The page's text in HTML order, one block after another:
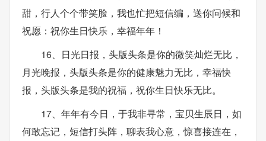
甜，行人个个带笑脸，我也忙把短信编，送你问候和
祝愿：祝你生日快乐，幸福年年！
16、日光日报，头版头条是你的微笑灿烂无比，
月光晚报，头版头条是你的健康魅力无比，幸福快
报，头版头条是我的祝福，祝你生日快乐无比。
17、年年有今日，于我非寻常，宝贝生辰日，如
何敢忘记，短信打头阵，聊表我心意，惊喜接连在，